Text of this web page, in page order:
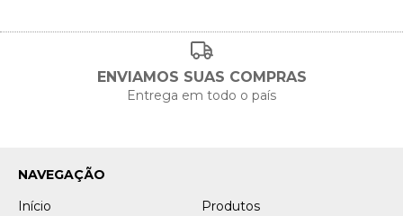
ENVIAMOS SUAS COMPRAS
Entrega em todo o país
NAVEGAÇÃO
Início
Produtos